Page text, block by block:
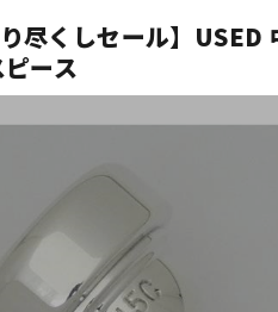
ボード
り尽くしセール】
ース